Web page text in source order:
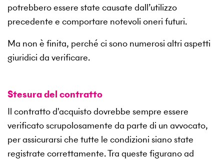
potrebbero essere state causate dall’utilizzo
precedente e comportare notevoli oneri futuri.
Ma non è finita, perché ci sono numerosi altri aspetti
giuridici da verificare.
Stesura del contratto
Il contratto d'acquisto dovrebbe sempre essere
verificato scrupolosamente da parte di un avvocato,
per assicurarsi che tutte le condizioni siano state
registrate correttamente. Tra queste figurano ad